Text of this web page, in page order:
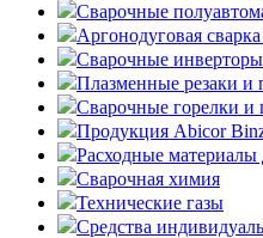
Сварочные
Аргонодуговая
Сварочные
Плазменные резаки и
Сварочные горелки и
Продукция Abicor
Расходные материалы
Сварочная химия
Технические газы
Средства